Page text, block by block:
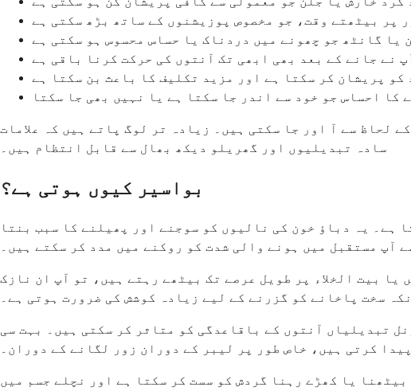
پر بیٹھتے وقت، جو مخصوص پوزیشنوں کے ساتھ بڑھ سکتی ہے
یا گانٹھ جو چھونے میں دردناک یا حساس محسوس ہو سکتی ہے
نے جانے کے بعد بھی ابھی تک آنتوں کی حرکت کرنا باقی ہے
کو پریشان کر سکتا ہے اور مزید تکلیف کا باعث بن سکتا ہے
احساس جو خود سے اندر جا سکتا ہے یا نہیں بھی جا سکتا
لحاظ سے آ اور جا سکتی ہیں۔ زیادہ تر لوگ پاتے ہیں کہ علامات
سادہ تبدیلیوں اور گھریلو دیکھ بھال سے قابل انتظام ہیں۔
بواسیر کیوں ہوتی ہے؟
ہے۔ یہ دباؤ خون کی نالیوں کو سوجنے اور پھیلنے کا سبب بنتا
آپ مستقبل میں ہونے والی شدت کو روکنے میں مدد کر سکتے ہیں۔
بیت الخلاء پر طویل عرصے تک بیٹھے رہتے ہیں، تو آپ ان نازک
سخت پاخانے کو گزرنے کے لیے زیادہ کوشش کی ضرورت ہوتی ہے۔
تبدیلیاں آنتوں کے باقاعدگی کو متاثر کر سکتی ہیں۔ بہت سی
کرتی ہیں، خاص طور پر لیبر کے دوران زور لگانے کے دوران۔
یا کھڑے رہنا گردش کو سست کر سکتا ہے اور نچلے جسم میں